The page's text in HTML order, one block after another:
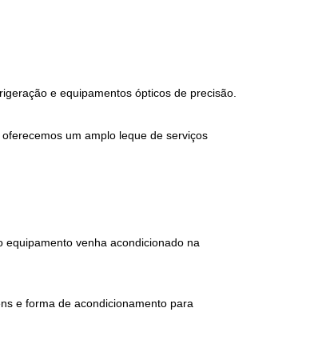
e equipamentos ópticos de precisão.
um amplo leque de serviços
venha acondicionado na
e forma de acondicionamento para